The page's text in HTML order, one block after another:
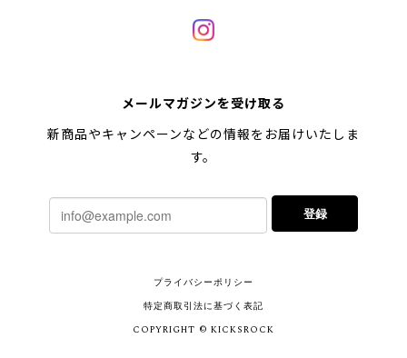
メールマガジンを受け取る
新商品やキャンペーンなどの情報をお届けいたしま
す。
登録
プライバシーポリシー
特定商取引法に基づく表記
COPYRIGHT © KICKSROCK